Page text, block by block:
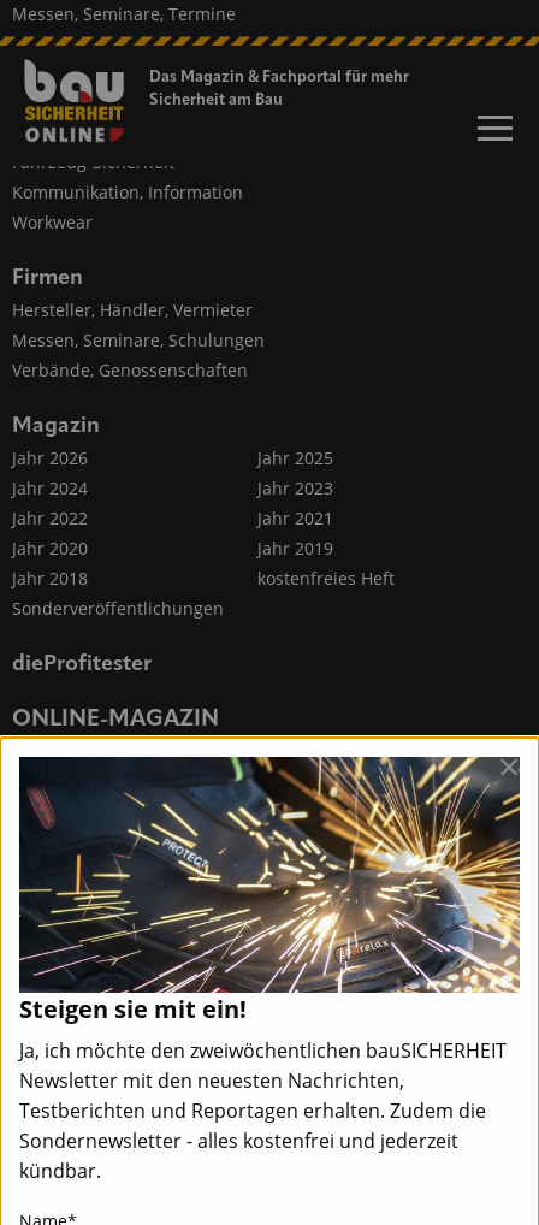
Das Magazin & Fachportal für mehr
Sicherheit am Bau
Messen, Seminare, Termine
Themen
Persönlicher Schutz
Baustellen-Sicherheit
Fahrzeug-Sicherheit
Kommunikation, Information
Workwear
Firmen
Hersteller, Händler, Vermieter
Messen, Seminare, Schulungen
Verbände, Genossenschaften
Magazin
Jahr 2026
Jahr 2025
Jahr 2024
Jahr 2023
Jahr 2022
Jahr 2021
Jahr 2020
Jahr 2019
Jahr 2018
kostenfreies Heft
Sonderveröffentlichungen
dieProfitester
ONLINE-MAGAZIN
Steigen sie mit ein!
Ja, ich möchte den zweiwöchentlichen bauSICHERHEIT
Newsletter mit den neuesten Nachrichten,
Testberichten und Reportagen erhalten. Zudem die
Sondernewsletter - alles kostenfrei und jederzeit
kündbar.
Name*
×